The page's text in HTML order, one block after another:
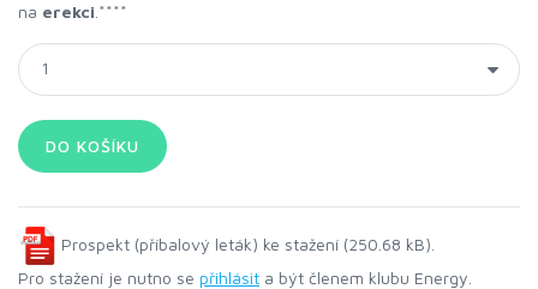
na erekci .****
Prospekt (příbalový leták) ke stažení (250.68 kB).
Pro stažení je nutno se přihlásit a být členem klubu Energy.